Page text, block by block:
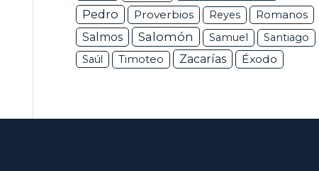
Pedro Proverbios Reyes
Romanos
Salmos
Salomón Samuel
Santiago
Saúl
Timoteo Zacarías Éxodo